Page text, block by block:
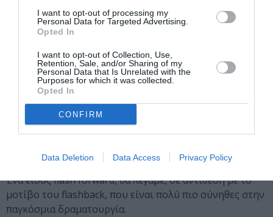
I want to opt-out of processing my
Personal Data for Targeted Advertising.
Opted In
I want to opt-out of Collection, Use,
Retention, Sale, and/or Sharing of my
Personal Data that Is Unrelated with the
Purposes for which it was collected.
Opted In
CONFIRM
Data Deletion Data Access Privacy Policy
— Το έργο του Brian Friel έχει μια ιδιότυπη, σχεδόν
υβριδική φόρμα, καθώς συνδυάζει μαρτυρίες,
καταθέσεις, δημοσιογραφικό λόγο και θεατρική
δράση. Πώς θα περιγράφατε εσείς τη δομή και την
ιδιαιτερότητα αυτού του κειμένου; Τι είναι αυτό
που το κάνει ακόμη δραματουργικά ζωντανό
σήμερα;
Μιχάλης Σιώνας:Αυτό που κάνει δομικά πολύ
ενδιαφέρον το συγκεκριμένο έργο είναι η χρήση
σκηνών με γεγονότα που έχουν προκύψει από όσα
διαδραματίζονται σε ρεαλιστικό χρόνο μπροστά μας.
Ένα είδος flash forward, θα λέγαμε, σε αντίθεση με το
μοτίβο του flashback, που είναι πολύ πιο σύνηθες στην
παγκόσμια δραματουργία.